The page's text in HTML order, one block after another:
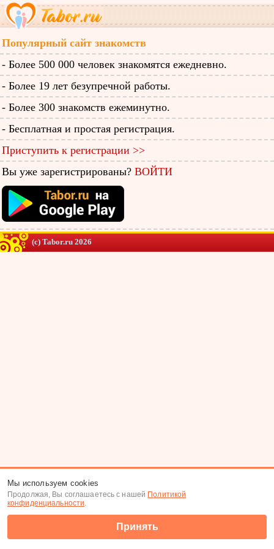
Популярный сайт знакомств
- Более 500 000 человек знакомятся ежедневно.
- Более 19 лет безупречной работы.
- Более 300 знакомств ежеминутно.
- Бесплатная и простая регистрация.
Приступить к регистрации >>
Вы уже зарегистрированы? ВОЙТИ
(c) Tabor.ru 2026
Мы используем cookies
Продолжая, Вы соглашаетесь с нашей Политикой
конфиденциальности.
Принять